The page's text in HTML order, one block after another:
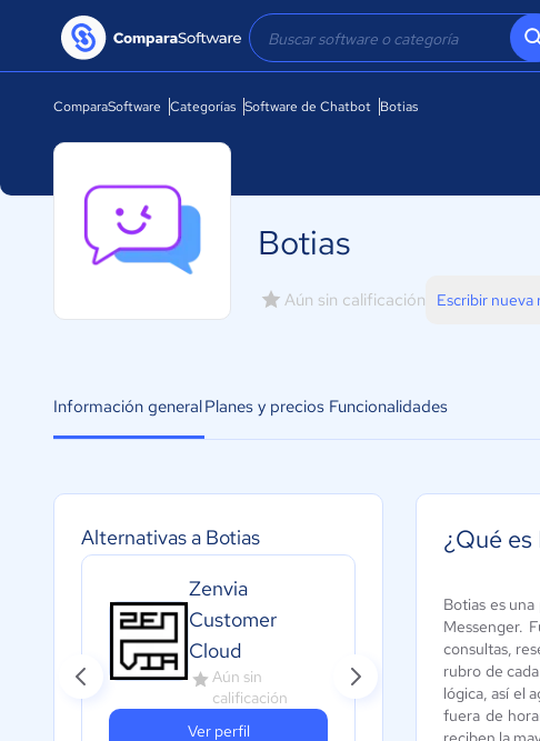
ComparaSoftware Categorías Software de Chatbot Botias
Botias
Aún sin calificación Escribir nueva
Información generalPlanes y precios Funcionalidades
Alternativas a Botias
Zenvia
Customer
Cloud
Aún sin
calificación
Ver perfil
Aún sin
¿Qué es
Botias es
Messenger.
consultas,
rubro de
lógica, así el
fuera de